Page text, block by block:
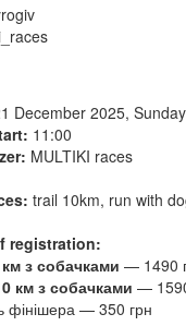
December 2025, Sunday
11:00
MULTIKI races
trail 10km, run with
registration:
з собачками — 1490
км з собачками —
фінішера — 350 грн